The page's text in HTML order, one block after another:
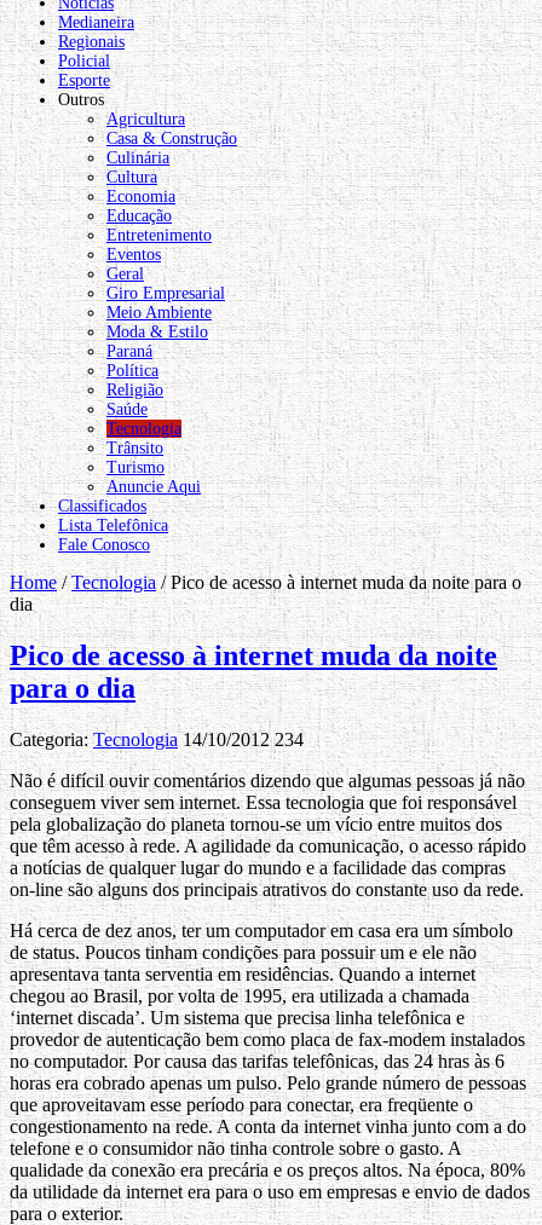
Medianeira
Regionais
Policial
Esporte
Outros
Agricultura
Casa & Construção
Culinária
Cultura
Economia
Educação
Entretenimento
Eventos
Geral
Giro Empresarial
Meio Ambiente
Moda & Estilo
Paraná
Política
Religião
Saúde
Tecnologia
Trânsito
Turismo
Anuncie Aqui
Classificados
Lista Telefônica
Fale Conosco
Home/Tecnologia/Pico de acesso à internet muda da noite para o
dia
Pico de acesso à internet muda da noite
para o dia
Categoria:Tecnologia 14/10/2012 234
Não é difícil ouvir comentários dizendo que algumas pessoas já não
conseguem viver sem internet. Essa tecnologia que foi responsável
pela globalização do planeta tornou-se um vício entre muitos dos
que têm acesso à rede. A agilidade da comunicação, o acesso rápido
a notícias de qualquer lugar do mundo e a facilidade das compras
on-line são alguns dos principais atrativos do constante uso da rede.
Há cerca de dez anos, ter um computador em casa era um símbolo
de status. Poucos tinham condições para possuir um e ele não
apresentava tanta serventia em residências. Quando a internet
chegou ao Brasil, por volta de 1995, era utilizada a chamada
‘internet discada’. Um sistema que precisa linha telefônica e
provedor de autenticação bem como placa de fax-modem instalados
no computador. Por causa das tarifas telefônicas, das 24 hras às 6
horas era cobrado apenas um pulso. Pelo grande número de pessoas
que aproveitavam esse período para conectar, era freqüente o
congestionamento na rede. A conta da internet vinha junto com a do
telefone e o consumidor não tinha controle sobre o gasto. A
qualidade da conexão era precária e os preços altos. Na época, 80%
da utilidade da internet era para o uso em empresas e envio de dados
para o exterior.